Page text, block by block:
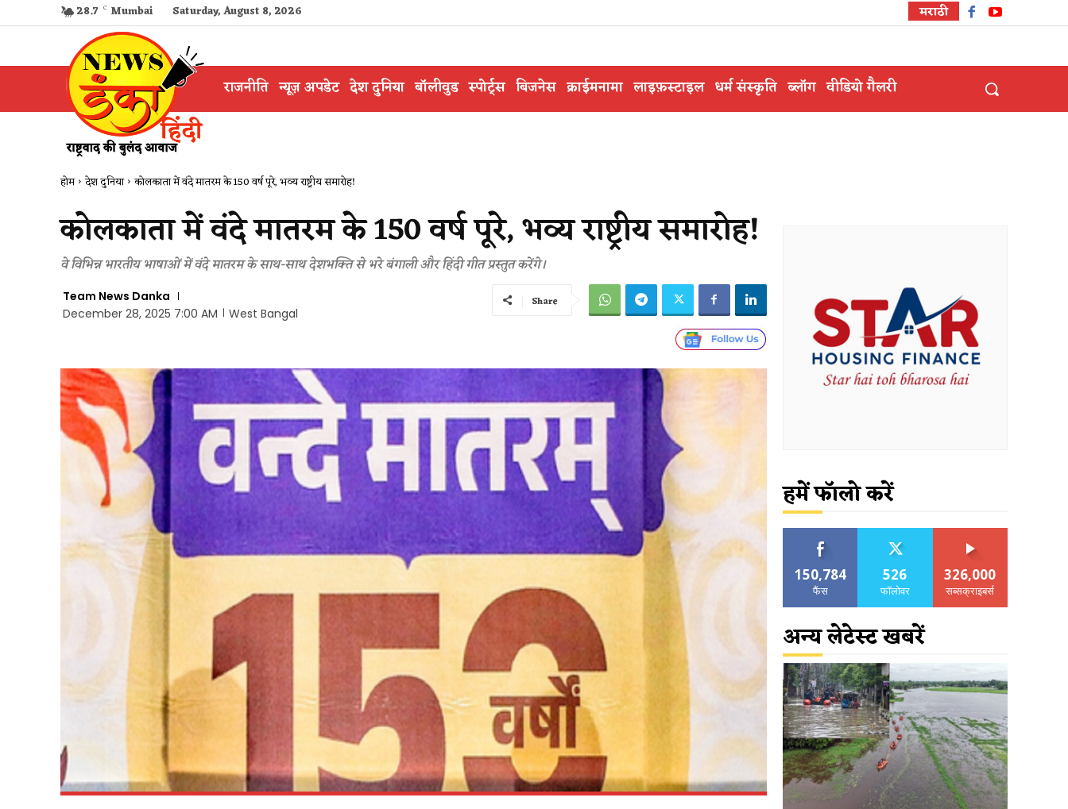
28.7 C Mumbai Saturday, August 8, 2026 मराठी
राजनीति न्यूज़ अपडेट देश दुनिया बॉलीवुड स्पोर्ट्स बिजनेस क्राईमनामा लाइफ़स्टाइल धर्म संस्कृति ब्लॉग वीडियो गैलरी
होम देश दुनिया कोलकाता में वंदे मातरम के 150 वर्ष पूरे, भव्य राष्ट्रीय समारोह!
कोलकाता में वंदे मातरम के 150 वर्ष पूरे, भव्य राष्ट्रीय समारोह!
वे विभिन्न भारतीय भाषाओं में वंदे मातरम के साथ-साथ देशभक्ति से भरे बंगाली और हिंदी गीत प्रस्तुत करेंगे।
Team News Danka
December 28, 2025 7:00 AM
West Bangal
Share
हमें फॉलो करें
150,784
फैंस
526
फॉलोवर
326,000
सब्सक्राइबर्स
अन्य लेटेस्ट खबरें